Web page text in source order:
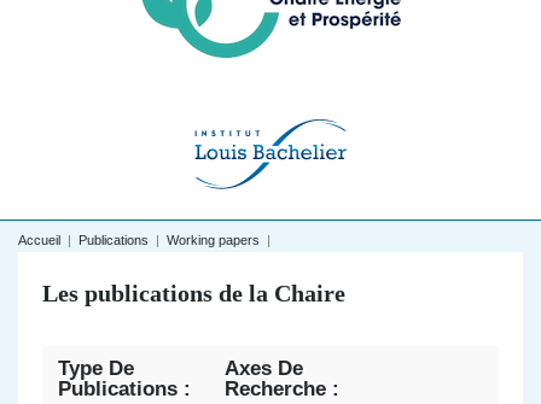
Accueil | Publications | Working papers |
Les publications de la Chaire
Type De
Publications :
Axes De
Recherche :